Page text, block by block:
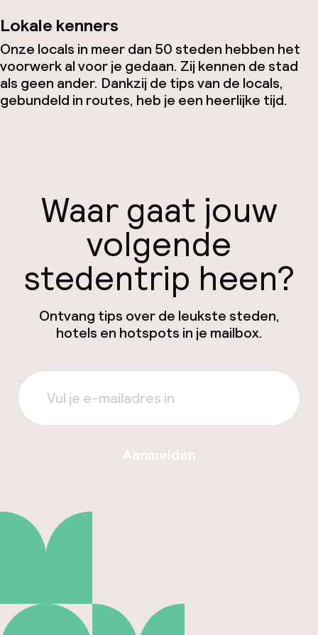
Lokale kenners
Onze locals in meer dan 50 steden hebben het
voorwerk al voor je gedaan. Zij kennen de stad
als geen ander. Dankzij de tips van de locals,
gebundeld in routes, heb je een heerlijke tijd.
Waar gaat jouw
volgende
stedentrip heen?
Ontvang tips over de leukste steden,
hotels en hotspots in je mailbox.
Aanmelden